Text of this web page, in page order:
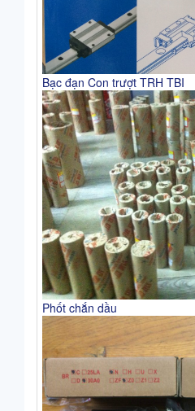
Bạc đạn Con trượt TRH TBI
Phốt chắn dầu